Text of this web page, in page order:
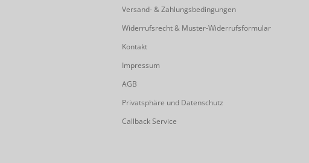
Versand- & Zahlungsbedingungen
Widerrufsrecht & Muster-Widerrufsformular
Kontakt
Impressum
AGB
Privatsphäre und Datenschutz
Callback Service